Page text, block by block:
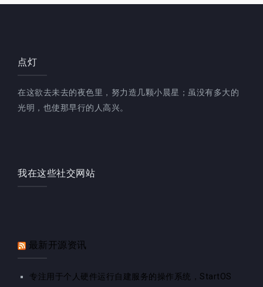
点灯
在这欲去未去的夜色里，努力造几颗小晨星；虽没有多大的
光明，也使那早行的人高兴。
我在这些社交网站
最新开源资讯
专注用于个人硬件运行自建服务的操作系统，StartOS